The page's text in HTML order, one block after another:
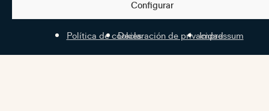
Configurar
Política de cookiesDeclaración de privacidad
Impressum